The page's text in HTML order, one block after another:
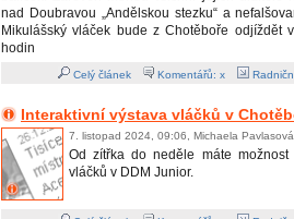
nad Doubravou „Andělskou stezku“ a
Mikulášský vláček bude z Chotěboře odjíždět
hodin
Celý článek Komentářů: x
Interaktivní výstava vláčků v
7. listopad 2024, 09:06, Michaela Pavlasová
Od zítřka do neděle máte možnost
vláčků v DDM Junior.